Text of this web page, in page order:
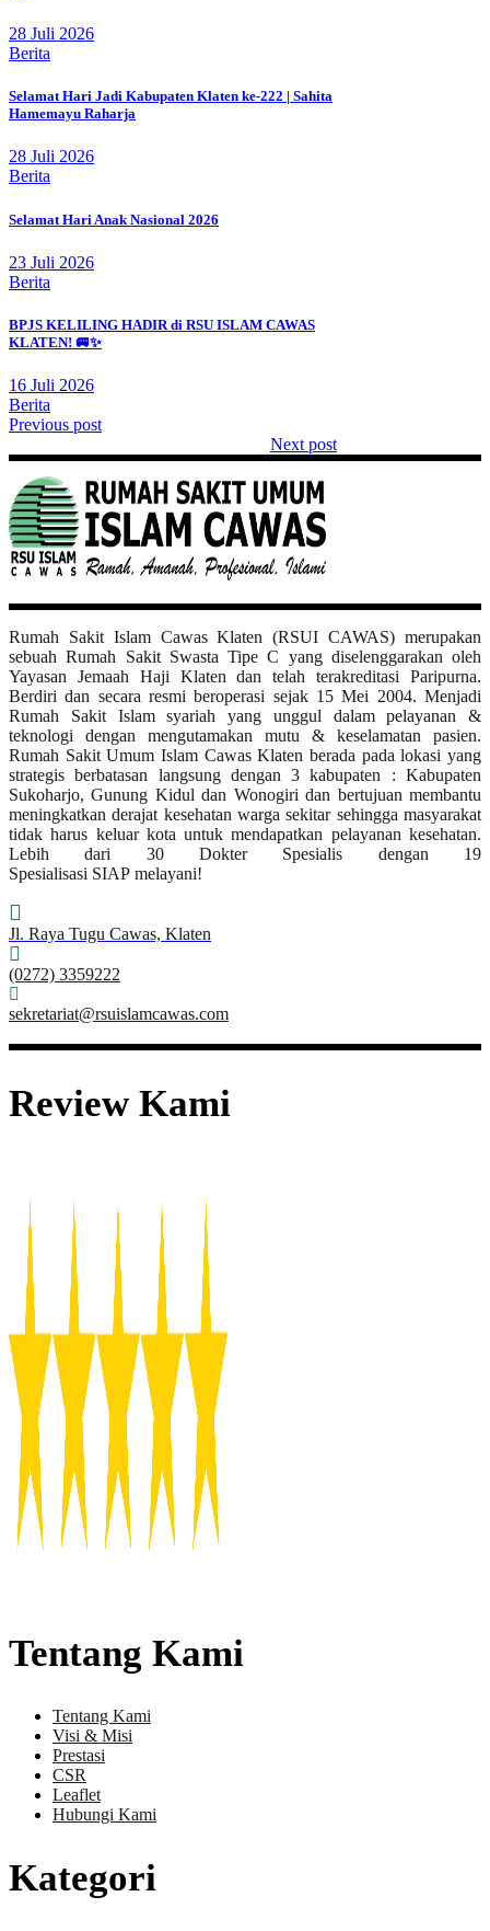
28 Juli 2026
Berita
Selamat Hari Jadi Kabupaten Klaten ke-222 | Sahita
Hamemayu Raharja
28 Juli 2026
Berita
Selamat Hari Anak Nasional 2026
23 Juli 2026
Berita
BPJS KELILING HADIR di RSU ISLAM CAWAS
KLATEN! 🚐✨
16 Juli 2026
Berita
Previous post
Next post
Rumah Sakit Islam Cawas Klaten (RSUI CAWAS) merupakan
sebuah Rumah Sakit Swasta Tipe C yang diselenggarakan oleh
Yayasan Jemaah Haji Klaten dan telah terakreditasi Paripurna.
Berdiri dan secara resmi beroperasi sejak 15 Mei 2004. Menjadi
Rumah Sakit Islam syariah yang unggul dalam pelayanan &
teknologi dengan mengutamakan mutu & keselamatan pasien.
Rumah Sakit Umum Islam Cawas Klaten berada pada lokasi yang
strategis berbatasan langsung dengan 3 kabupaten : Kabupaten
Sukoharjo, Gunung Kidul dan Wonogiri dan bertujuan membantu
meningkatkan derajat kesehatan warga sekitar sehingga masyarakat
tidak harus keluar kota untuk mendapatkan pelayanan kesehatan.
Lebih dari 30 Dokter Spesialis dengan 19
Spesialisasi SIAP melayani!
Jl. Raya Tugu Cawas, Klaten
(0272) 3359222
sekretariat@rsuislamcawas.com
Review Kami
Tentang Kami
Tentang Kami
Visi & Misi
Prestasi
CSR
Leaflet
Hubungi Kami
Kategori